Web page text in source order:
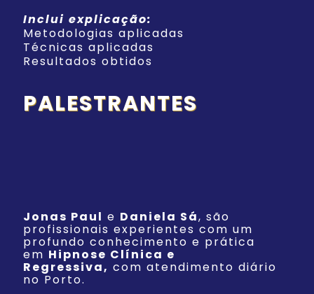
Inclui explicação:
Metodologias aplicadas
Técnicas aplicadas
Resultados obtidos
PALESTRANTES
Jonas Paul e Daniela Sá, são
profissionais experientes com um
profundo conhecimento e prática
em Hipnose Clínica e
Regressiva, com atendimento diário
no Porto.